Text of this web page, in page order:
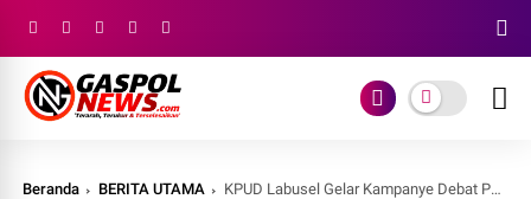
Beranda BERITA UTAMA KPUD Labusel Gelar Kampanye Debat Publik Tiga Paslon Bupati dan Wakil Bupati Perdana Pilkada Serentak Tahun 2024